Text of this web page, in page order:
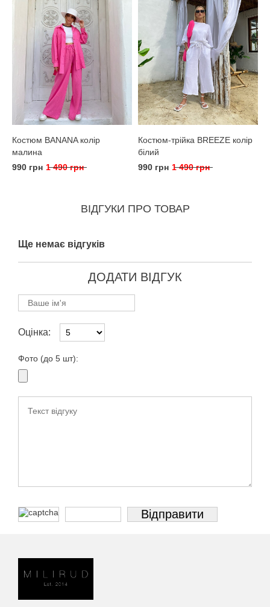
Костюм BANANA колір
малина
990 грн 1 490 грн
Костюм-трійка BREEZE колір
білий
990 грн 1 490 грн
ВІДГУКИ ПРО ТОВАР
Ще немає відгуків
ДОДАТИ ВІДГУК
Оцінка:
Фото (до 5 шт):